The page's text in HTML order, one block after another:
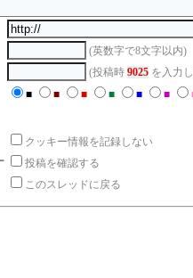
(英数字で8文字以内)
(投稿時 9025 を入力
■ ■ ■ ■ ■ ■
クッキー情報を記録しない
投稿を確認する
このスレッドに戻る